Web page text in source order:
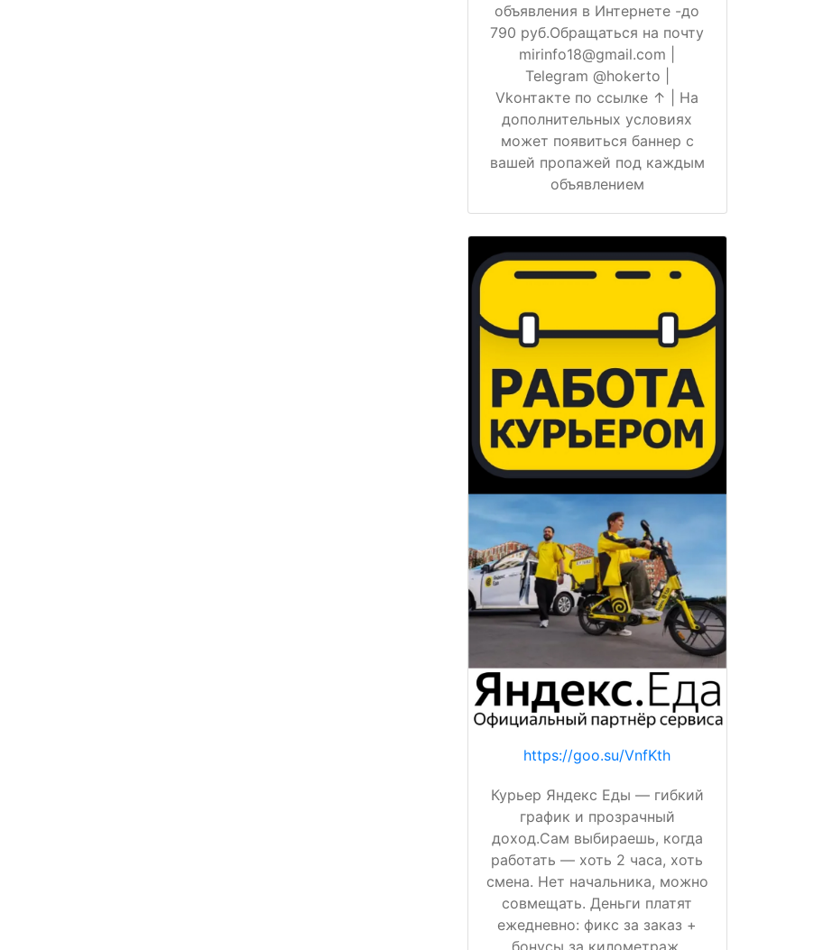
объявления в Интернете -до
790 руб.Обращаться на почту
mirinfo18@gmail.com |
Telegram @hokerto |
Vkонтакте по ссылке ↑ | На
дополнительных условиях
может появиться баннер с
вашей пропажей под каждым
объявлением
https://goo.su/VnfKth
Курьер Яндекс Еды — гибкий
график и прозрачный
доход.Сам выбираешь, когда
работать — хоть 2 часа, хоть
смена. Нет начальника, можно
совмещать. Деньги платят
ежедневно: фикс за заказ +